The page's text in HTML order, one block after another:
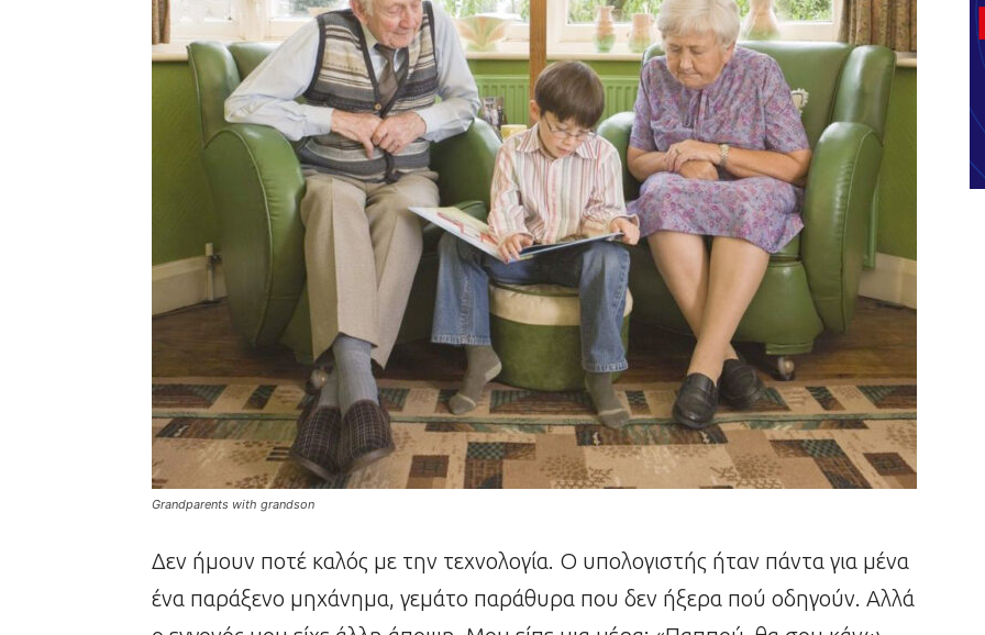
Grandparents with grandson
Δεν ήμουν ποτέ καλός με την τεχνολογία. Ο υπολογιστής ήταν πάντα για μένα
ένα παράξενο μηχάνημα, γεμάτο παράθυρα που δεν ήξερα πού οδηγούν. Αλλά